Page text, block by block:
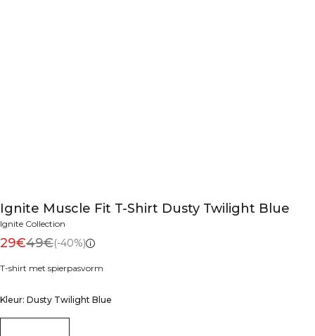
Ignite Muscle Fit T-Shirt Dusty Twilight Blue
Ignite Collection
29€49€(-40%)
T-shirt met spierpasvorm
Kleur: Dusty Twilight Blue